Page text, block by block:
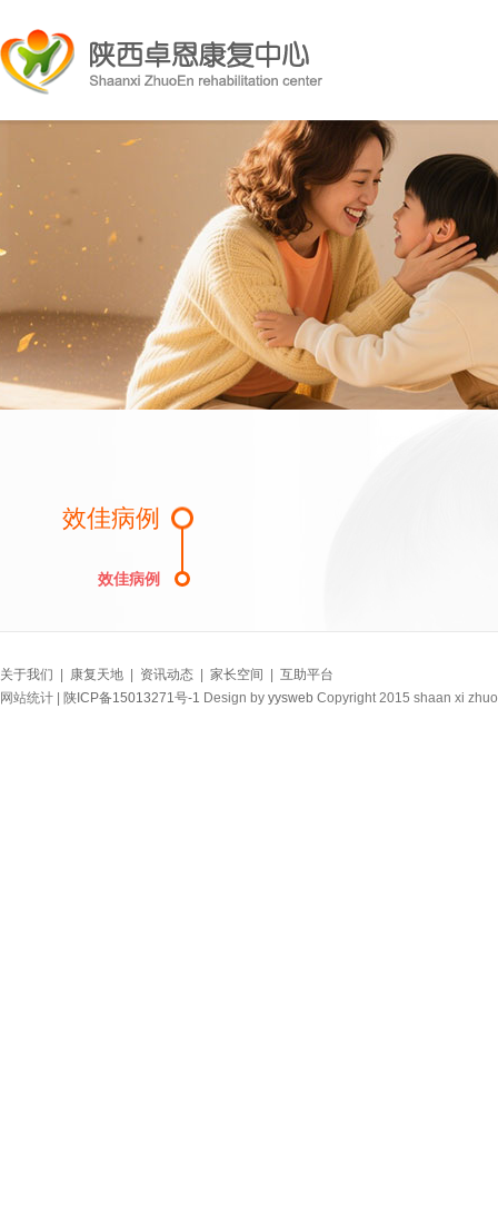
效佳病例
效佳病例
关于我们 康复天地 资讯动态 家长空间
互助平台
网站统计 | 陕ICP备15013271号-1 Design by yysweb Copyright 2015 shaan xi